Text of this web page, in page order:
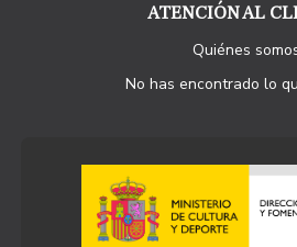
ATENCIÓN AL
Quiénes
No has encontrado lo